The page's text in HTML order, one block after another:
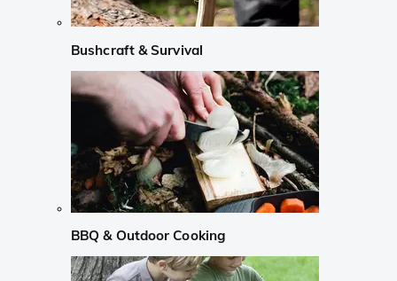
Bushcraft & Survival
BBQ & Outdoor Cooking